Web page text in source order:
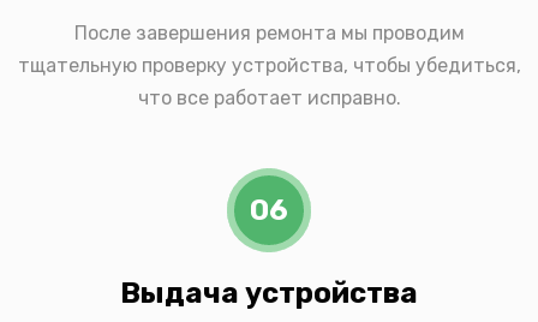
После завершения ремонта мы проводим
тщательную проверку устройства, чтобы убедиться,
что все работает исправно.
06
Выдача устройства